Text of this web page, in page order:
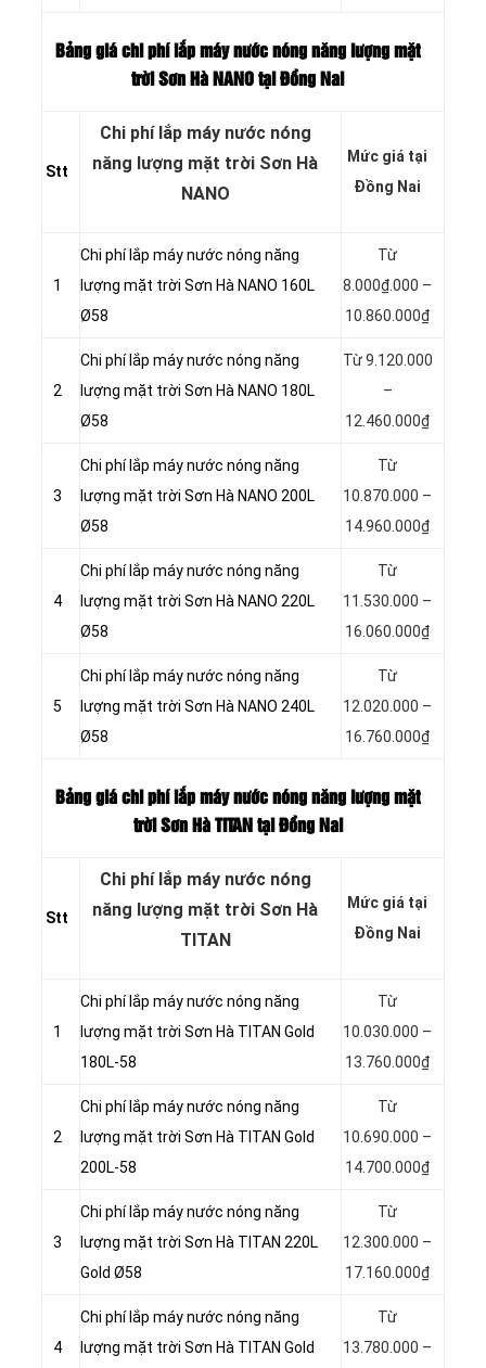
Bảng giá chi phí lắp máy nước nóng năng lượng mặt
trời Sơn Hà NANO tại Đồng Nai
Stt
Chi phí lắp máy nước nóng
năng lượng mặt trời Sơn Hà
NANO
Mức giá tại
Đồng Nai
1
Chi phí lắp máy nước nóng năng
lượng mặt trời Sơn Hà NANO 160L
Ø58
Từ
8.000₫.000 –
10.860.000₫
2
Chi phí lắp máy nước nóng năng
lượng mặt trời Sơn Hà NANO 180L
Ø58
Từ 9.120.000
–
12.460.000₫
3
Chi phí lắp máy nước nóng năng
lượng mặt trời Sơn Hà NANO 200L
Ø58
Từ
10.870.000 –
14.960.000₫
4
Chi phí lắp máy nước nóng năng
lượng mặt trời Sơn Hà NANO 220L
Ø58
Từ
11.530.000 –
16.060.000₫
5
Chi phí lắp máy nước nóng năng
lượng mặt trời Sơn Hà NANO 240L
Ø58
Từ
12.020.000 –
16.760.000₫
Bảng giá chi phí lắp máy nước nóng năng lượng mặt
trời Sơn Hà TITAN tại Đồng Nai
Stt
Chi phí lắp máy nước nóng
năng lượng mặt trời Sơn Hà
TITAN
Mức giá tại
Đồng Nai
1
Chi phí lắp máy nước nóng năng
lượng mặt trời Sơn Hà TITAN Gold
180L-58
Từ
10.030.000 –
13.760.000₫
2
Chi phí lắp máy nước nóng năng
lượng mặt trời Sơn Hà TITAN Gold
200L-58
Từ
10.690.000 –
14.700.000₫
3
Chi phí lắp máy nước nóng năng
lượng mặt trời Sơn Hà TITAN 220L
Gold Ø58
Từ
12.300.000 –
17.160.000₫
4
Chi phí lắp máy nước nóng năng
lượng mặt trời Sơn Hà TITAN Gold
Từ
13.780.000 –